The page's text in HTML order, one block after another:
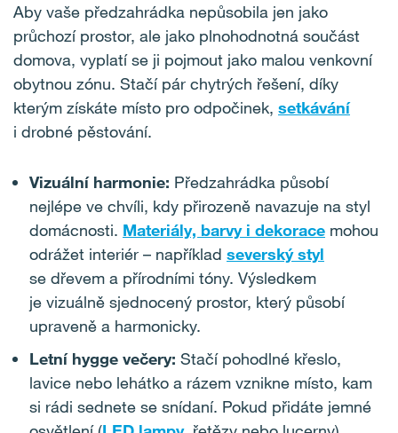
Aby vaše předzahrádka nepůsobila jen jako
průchozí prostor, ale jako plnohodnotná součást
domova, vyplatí se ji pojmout jako malou venkovní
obytnou zónu. Stačí pár chytrých řešení, díky
kterým získáte místo pro odpočinek, setkávání
i drobné pěstování.
Vizuální harmonie: Předzahrádka působí
nejlépe ve chvíli, kdy přirozeně navazuje na styl
domácnosti. Materiály, barvy i dekorace mohou
odrážet interiér – například severský styl
se dřevem a přírodními tóny. Výsledkem
je vizuálně sjednocený prostor, který působí
upraveně a harmonicky.
Letní hygge večery: Stačí pohodlné křeslo,
lavice nebo lehátko a rázem vznikne místo, kam
si rádi sednete se snídaní. Pokud přidáte jemné